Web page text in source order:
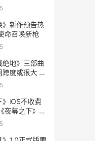
开 第五人格
》新作预告热
命召唤新枪
绝地》三部曲
跨度或很大 星
奇
》iOS不收费
夜幕之下》适